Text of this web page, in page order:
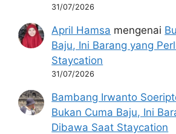
31/07/2026
April Hamsa mengenai
Baju, Ini Barang yang
Staycation
31/07/2026
Bambang Irwanto
Bukan Cuma Baju, Ini
Dibawa Saat Staycation